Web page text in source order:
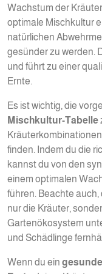
Wachstum der
optimale Mischkultur
natürlichen
gesünder zu werden.
und führt zu einer
Ernte.
Es ist wichtig, die
Mischkultur-Tabelle
finden. Indem du die
kannst du von den
einem optimalen
führen. Beachte
nur die Kräuter,
Gartenökosystem
und Schädlinge
Wenn du ein